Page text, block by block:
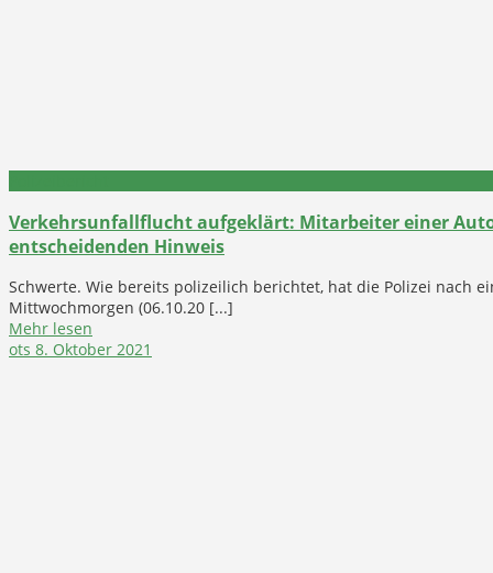
Verkehrsunfallflucht aufgeklärt: Mitarbeiter einer
entscheidenden Hinweis
Schwerte. Wie bereits polizeilich berichtet, hat die Polizei nach
Mittwochmorgen (06.10.20 [...]
Mehr lesen
ots 8. Oktober 2021